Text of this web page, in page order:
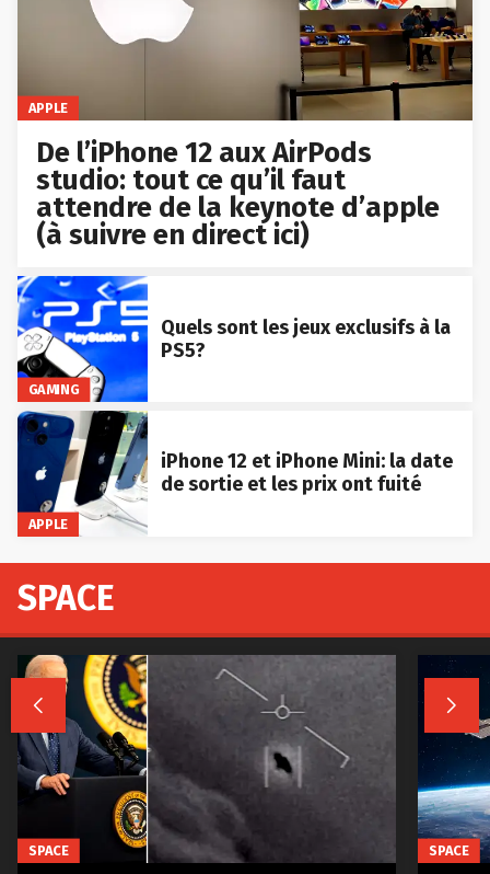
APPLE
De l’iPhone 12 aux AirPods
studio: tout ce qu’il faut
attendre de la keynote d’apple
(à suivre en direct ici)
GAMING
Quels sont les jeux exclusifs à la
PS5?
APPLE
iPhone 12 et iPhone Mini: la date
de sortie et les prix ont fuité
SPACE
 
SPACE SPACE